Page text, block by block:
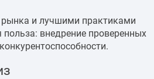
и лучшими практиками
польза: внедрение проверенных